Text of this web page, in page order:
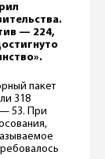
— 224,
пакет
318
— 53. При